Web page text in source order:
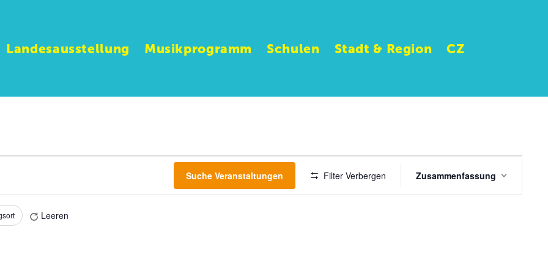
Landesausstellung Musikprogramm Schulen Stadt & Region CZ
Suche Veranstaltungen Filter Verbergen
Ansichten-
Zusammenfassung
Leeren